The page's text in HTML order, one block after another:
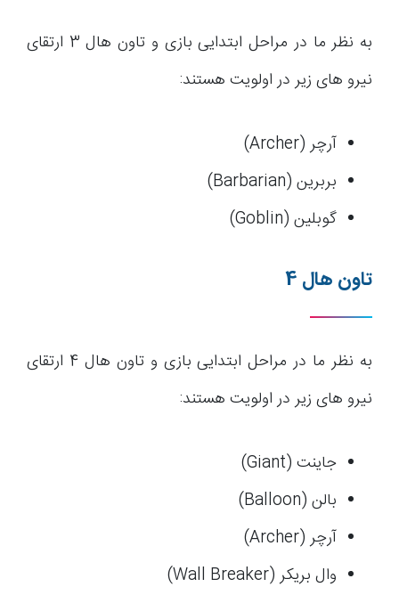
به نظر ما در مراحل ابتدایی بازی و تاون هال 3 ارتقای
نیرو های زیر در اولویت هستند:
آرچر (Archer)
بربرین (Barbarian)
گوبلین (Goblin)
تاون هال 4
به نظر ما در مراحل ابتدایی بازی و تاون هال 4 ارتقای
نیرو های زیر در اولویت هستند:
جاینت (Giant)
بالن (Balloon)
آرچر (Archer)
وال بریکر (Wall Breaker)